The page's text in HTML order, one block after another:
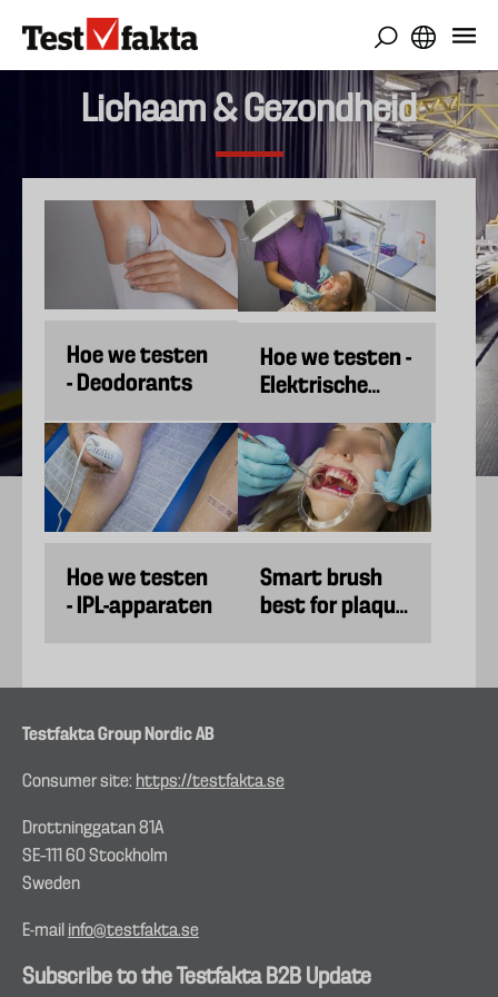
naar
Lichaam & Gezondheid
Hoe we testen
- Deodorants
Hoe we testen -
Elektrische
Hoe we testen
- IPL-apparaten
Smart brush
best for plaque
Testfakta Group Nordic AB
Consumer site: https://testfakta.se
Drottninggatan 81A
SE–111 60 Stockholm
Sweden
E-mail info@testfakta.se
Subscribe to the Testfakta B2B Update